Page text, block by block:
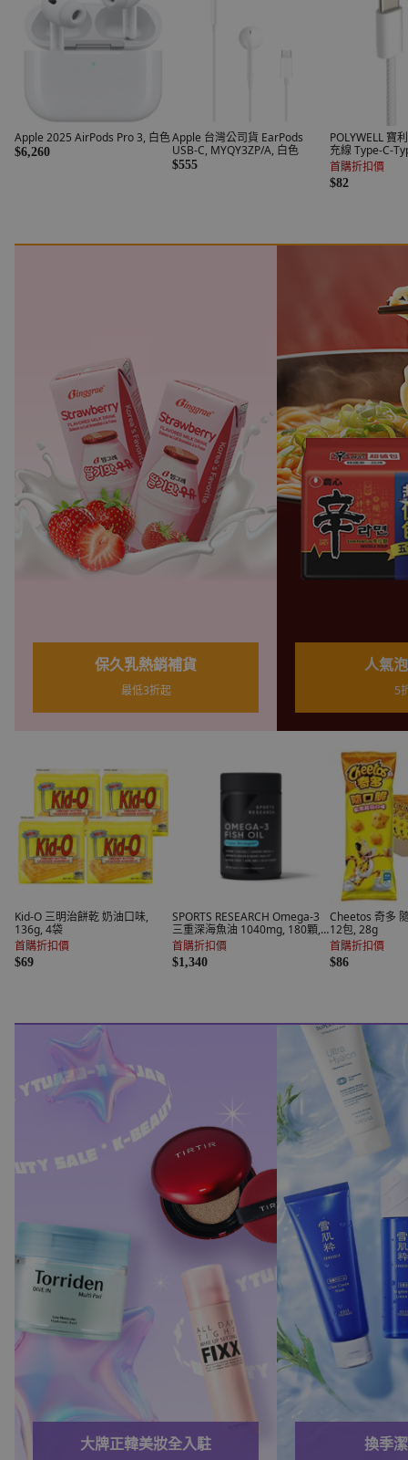
Apple 2025 AirPods Pro 3, 白色
$6,260
Apple 台灣公司貨 EarPods
USB-C, MYQY3ZP/A, 白色
$555
POLYWELL 寶
充線 Type-C-
W45-M804,
首購折扣價
$82
人氣泡麵補貨
5折起
餅
天
Kid-O 三明治餅乾 奶油口味,
136g, 4袋
首購折扣價
$69
SPORTS RESEARCH Omega-3
三重深海魚油 1040mg, 180顆,
1罐
首購折扣價
$1,340
Cheetos 奇多
12包, 28g
首購折扣價
$86
換季潔面首選 春夏